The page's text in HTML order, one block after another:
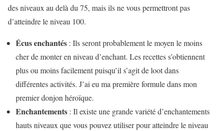
des niveaux au delà du 75, mais ils ne vous permettront pas
d’atteindre le niveau 100.
Écus enchantés : Ils seront probablement le moyen le moins
cher de monter en niveau d’enchant. Les recettes s’obtiennent
plus ou moins facilement puisqu’il s’agit de loot dans
différentes activités. J’ai eu ma première formule dans mon
premier donjon héroïque.
Enchantements : Il existe une grande variété d’enchantements
hauts niveaux que vous pouvez utiliser pour atteindre le niveau